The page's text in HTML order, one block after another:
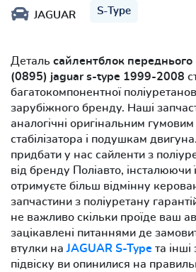
JAGUAR S-Type
Деталь сайлентблок переднього
(0895) jaguar s-type 1999-2008
багатокомпонентної
зарубіжного бренду. Наші
аналогічні оригінальним
стабілізатора і подушкам
придбати у нас сайленти з
від бренду Поліавто, інсталюючи
отримуєте більш відмінну
запчастини з поліуретану
не важливо скільки проїде ваш
зацікавлені питаннями де
втулки наJAGUAR S-Type та
підвіску ви опинилися на